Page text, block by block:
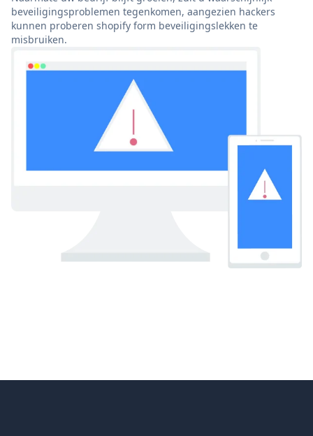
beveiligingsproblemen tegenkomen, aangezien hackers
kunnen proberen shopify form beveiligingslekken te
misbruiken.